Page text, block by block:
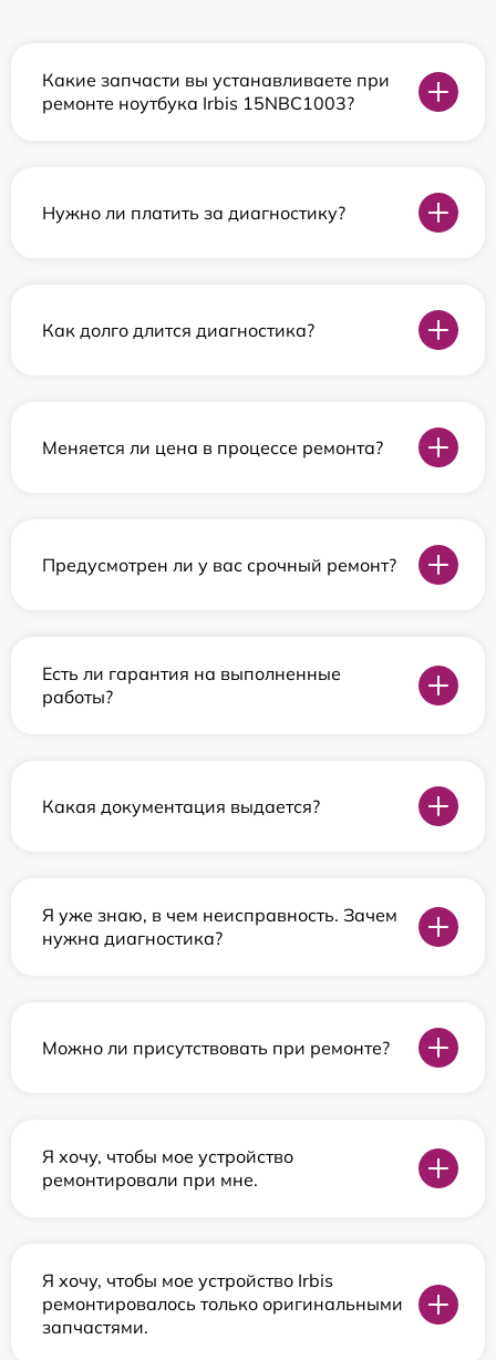
Какие запчасти вы устанавливаете при
ремонте ноутбука Irbis 15NBC1003?
Нужно ли платить за диагностику?
Как долго длится диагностика?
Меняется ли цена в процессе ремонта?
Предусмотрен ли у вас срочный ремонт?
Есть ли гарантия на выполненные
работы?
Какая документация выдается?
Я уже знаю, в чем неисправность. Зачем
нужна диагностика?
Можно ли присутствовать при ремонте?
Я хочу, чтобы мое устройство
ремонтировали при мне.
Я хочу, чтобы мое устройство Irbis
ремонтировалось только оригинальными
запчастями.